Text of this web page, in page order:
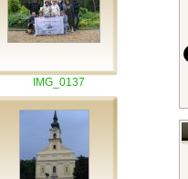
IMG_0137